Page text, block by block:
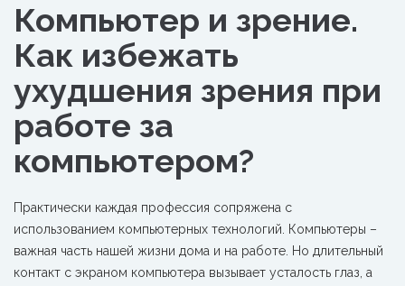
Компьютер и зрение.
Как избежать
ухудшения зрения при
работе за
компьютером?
Практически каждая профессия сопряжена с
использованием компьютерных технологий. Компьютеры –
важная часть нашей жизни дома и на работе. Но длительный
контакт с экраном компьютера вызывает усталость глаз, а